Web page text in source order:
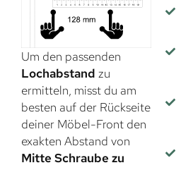
Um den passenden
Lochabstand zu
ermitteln, misst du am
besten auf der Rückseite
deiner Möbel-Front den
exakten Abstand von
Mitte Schraube zu